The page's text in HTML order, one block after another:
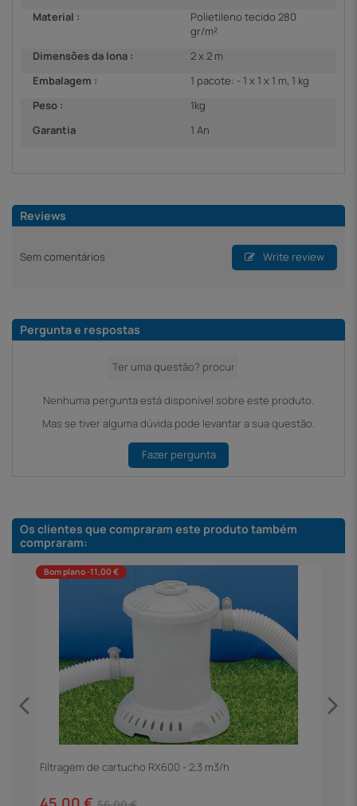
Material :
Polietileno tecido 280
gr/m²
Dimensões da lona :
2 x 2 m
Embalagem :
1 pacote: - 1 x 1 x 1 m, 1 kg
Peso :
1kg
Garantia
1 An
Reviews
Sem comentários Write review
Pergunta e respostas
Nenhuma pergunta está disponível sobre este produto.
Mas se tiver alguma dúvida pode levantar a sua questão.
Fazer pergunta
Os clientes que compraram este produto também
compraram:
Bom plano -11,00 €
Filtragem de cartucho RX600 - 2,3 m3/h